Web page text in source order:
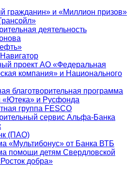
гражданин» и «Миллион призов»
деятельность
проект АО «Федеральная
компания» и Национального
благотворительная программа
«Ютека» и Русфонда
группа FESCO
сервис Альфа-Банка
(ПАО)
«Мультибонус» от Банка ВТБ
помощи детям Свердловской
добра»